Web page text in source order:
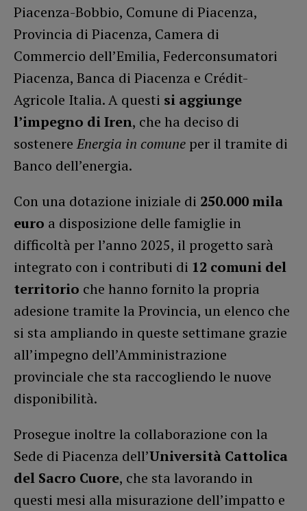
Piacenza-Bobbio, Comune di Piacenza,
Provincia di Piacenza, Camera di
Commercio dell’Emilia, Federconsumatori
Piacenza, Banca di Piacenza e Crédit-
Agricole Italia. A questi si aggiunge
l’impegno di Iren, che ha deciso di
sostenereEnergia in comune per il tramite di
Banco dell’energia.
Con una dotazione iniziale di 250.000 mila
euro a disposizione delle famiglie in
difficoltà per l’anno 2025, il progetto sarà
integrato con i contributi di 12 comuni del
territorio che hanno fornito la propria
adesione tramite la Provincia, un elenco che
si sta ampliando in queste settimane grazie
all’impegno dell’Amministrazione
provinciale che sta raccogliendo le nuove
disponibilità.
Prosegue inoltre la collaborazione con la
Sede di Piacenza dell’Università Cattolica
del Sacro Cuore, che sta lavorando in
questi mesi alla misurazione dell’impatto e